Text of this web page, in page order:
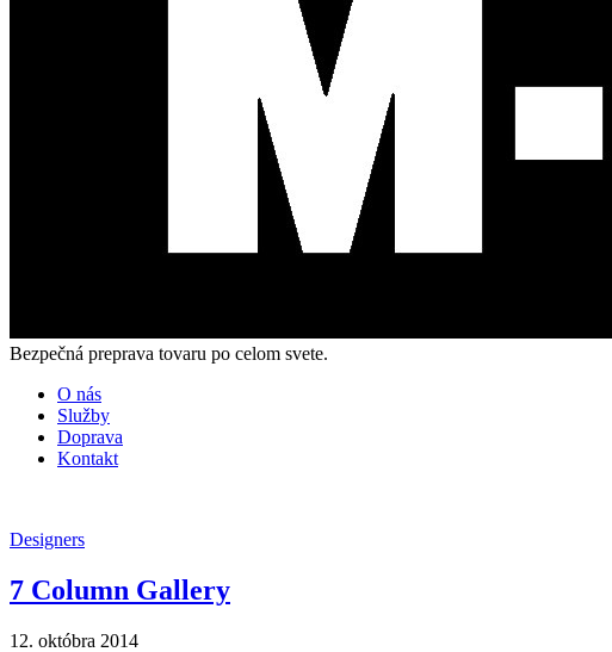
Bezpečná preprava tovaru po celom svete.
O nás
Služby
Doprava
Kontakt
Designers
7 Column Gallery
12. októbra 2014